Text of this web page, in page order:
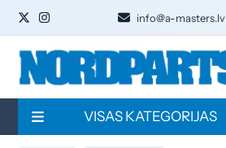
info@a-masters.lv
VISAS KATEGORIJAS